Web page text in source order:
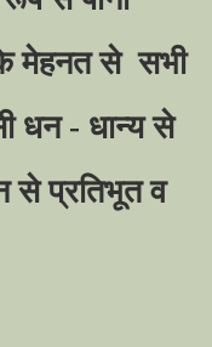
मेहनत से सभी
धन - धान्य से
से प्रतिभूत व